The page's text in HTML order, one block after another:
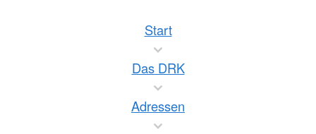
Start
Das DRK
Adressen